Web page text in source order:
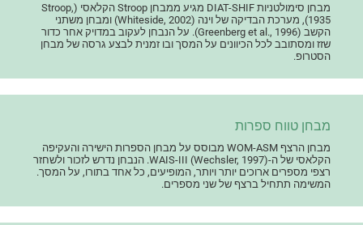
מבחן סימולטניות DIAT-SHIF מגיע ממבחן Stroop הקלאסי (Stroop,
1935), מערכת הבדיקה של וינה (Whiteside, 2002) ומבחן משתני
הקשב (Greenberg et al., 1996). על הנבחן לעקוב במדויק אחר כדור
שזז ומסתובב לכל הכיוונים על המסך ובו זמנית לבצע גרסה של מבחן
הסטרופ.
מבחן טווח ספרות
מבחן הרצף WOM-ASM מבוסס על מבחן הספרות הישירה והעקיפה
הקלאסי של ה-WAIS-III (Wechsler, 1997). הנבחן נדרש לזכור ולשחזר
רצפי מספרים ארוכים יותר ויותר, המופיעים, כל אחד בתורו, על המסך.
המשימה תתחיל ברצף של שני מספרים.